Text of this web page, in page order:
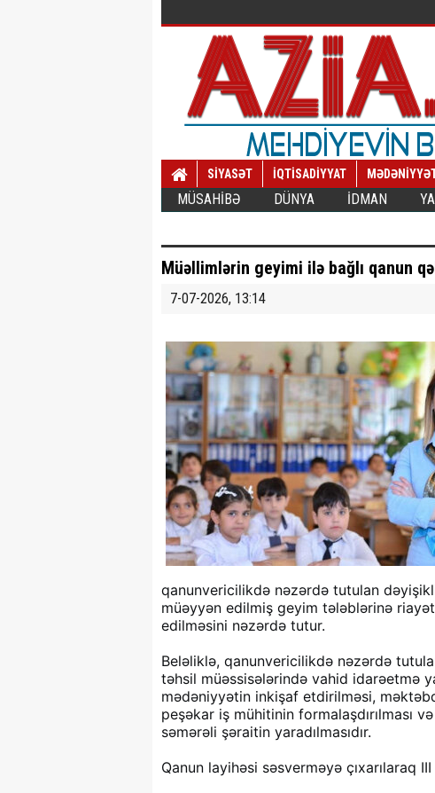
SİYASƏT İQTİSADİYYAT
MÜSAHİBƏ DÜNYA İDMAN
Müəllimlərin geyimi ilə bağlı qanun
7-07-2026, 13:14
qanunvericilikdə nəzərdə tutulan
müəyyən edilmiş geyim tələblərinə
edilməsini nəzərdə tutur.
Beləliklə, qanunvericilikdə nəzərdə
təhsil müəssisələrində vahid idarəetmə
mədəniyyətin inkişaf etdirilməsi,
peşəkar iş mühitinin formalaşdırılması
səmərəli şəraitin yaradılmasıdır.
Qanun layihəsi səsverməyə çıxarılaraq